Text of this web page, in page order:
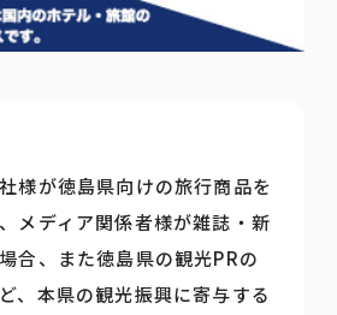
様が徳島県向けの旅行商品を
メディア関係者様が雑誌・新
合、また徳島県の観光PRの
、本県の観光振興に寄与する